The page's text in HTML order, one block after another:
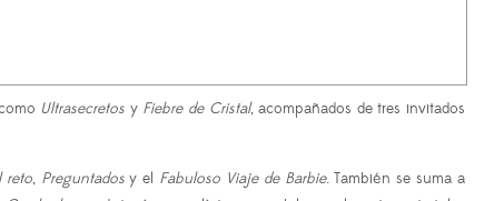
Ultrasecretos y Fiebre de Cristal, acompañados de tres invitados
reto, Preguntadosy el Fabuloso Viaje de Barbie. También se suma a